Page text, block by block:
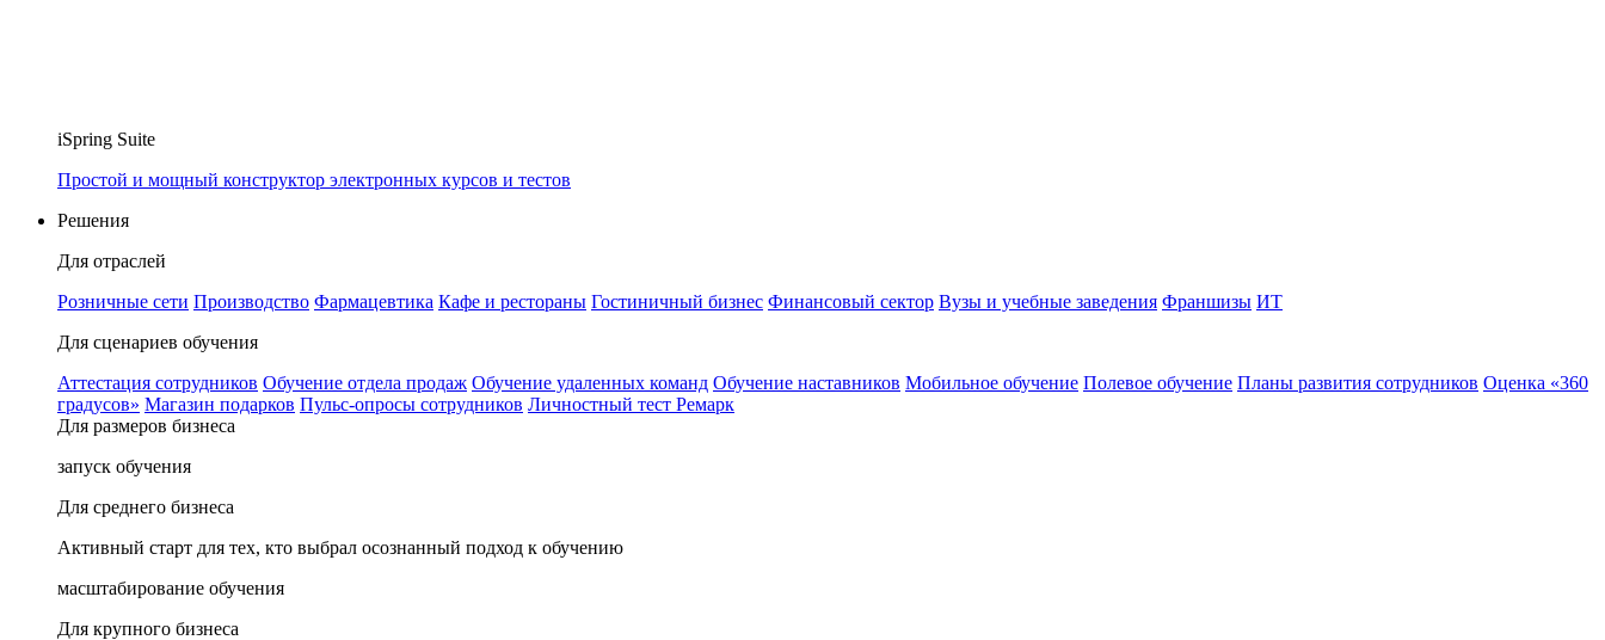
iSpring Suite
Простой и мощный конструктор электронных курсов и тестов
Решения
Для отраслей
Розничные сети Производство Фармацевтика Кафе и рестораны Гостиничный бизнес Финансовый сектор Вузы и учебные заведения Франшизы ИТ
Для сценариев обучения
Аттестация сотрудников Обучение отдела продаж Обучение удаленных команд Обучение наставников Мобильное обучение Полевое обучение Планы развития сотрудников Оценка «360
градусов» Магазин подарков Пульс-опросы сотрудников Личностный тест Ремарк
Для размеров бизнеса
запуск обучения
Для среднего бизнеса
Активный старт для тех, кто выбрал осознанный подход к обучению
масштабирование обучения
Для крупного бизнеса